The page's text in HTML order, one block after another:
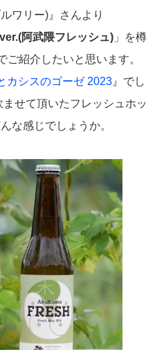
ワリー)』さんより
阿武隈フレッシュ) 」を樽
ご紹介したいと思います。
カシスのゴーゼ 2023 』でし
せて頂いたフレッシュホッ
な感じでしょうか。